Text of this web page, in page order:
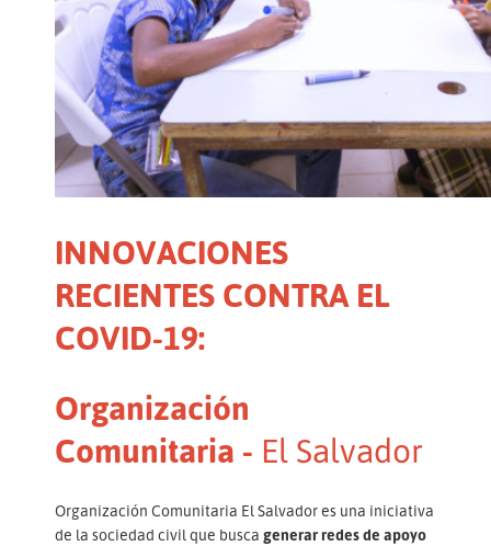
INNOVACIONES
RECIENTES CONTRA EL
COVID-19:
Organización
Comunitaria - El Salvador
Organización Comunitaria El Salvador es una iniciativa
de la sociedad civil que busca generar redes de apoyo